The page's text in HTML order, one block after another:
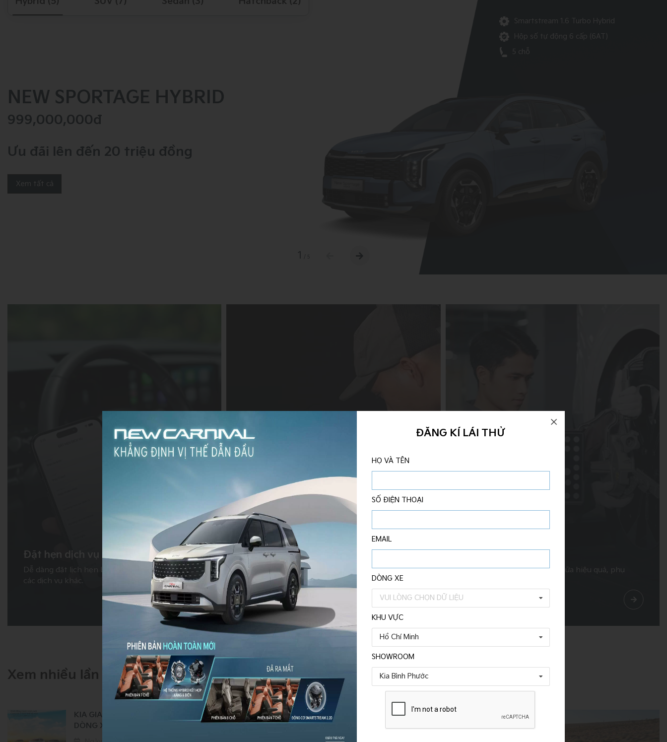
NEW SPORTAGE HYBRID
999,000,000đ
Ưu đãi lên đến 20 triệu đồng
Xem tất cả
Smartstream 1.6 Turbo Hybrid
Hộp số tự động 6 cấp (6AT)
5 chỗ
1
Đặt hẹn dịch vụ
Dễ dàng đặt lịch hẹn bảo dưỡng, sửa chữa hoặc
các dịch vụ khác.
Bảo dưỡng định kỳ
Kiểm tra, bảo dưỡng định kỳ, đảm bảo hiệu quả
vận hành bền bỉ của chiếc xe
Chẩn đoán chính xác, sửa chữa hiệu quả, phụ
Xem nhiều lần
KIA GIA TĂNG ƯU ĐÃI CHO NHIỀU
DÒNG XE TRONG THÁNG 3
Tin mới
ĐĂNG KÍ LÁI THỬ
HỌ VÀ TÊN
SỐ ĐIỆN THOẠI
EMAIL
DÒNG XE
VUI LÒNG CHỌN DỮ LIỆU
KHU VỰC
Hồ Chí Minh
SHOWROOM
Kia Bình Phước